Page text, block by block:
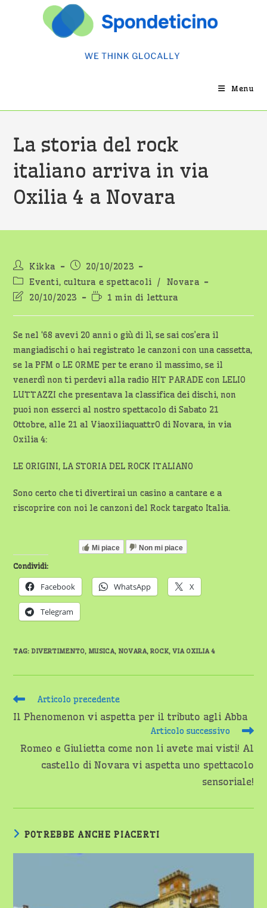
Menu
La storia del rock
italiano arriva in via
Oxilia 4 a Novara
Autore
dell'articolo:
Kikka
Articolo
pubblicato:
20/10/2023
Categoria
dell'articolo:
Eventi, cultura e spettacoli /
Novara
Ultima
dell'articolo:
20/10/2023
Tempo
lettura:
1 min di lettura
Se nel ‘68 avevi 20 anni o giù di lì, se sai cos’era il
mangiadischi o hai registrato le canzoni con una cassetta,
se la PFM o LE ORME per te erano il massimo, se il
venerdì non ti perdevi alla radio HIT PARADE con LELIO
LUTTAZZI che presentava la classifica dei dischi, non
puoi non esserci al nostro spettacolo di Sabato 21
Ottobre, alle 21 al ViaoxiliaquattrO di Novara, in via
Oxilia 4:
LE ORIGINI, LA STORIA DEL ROCK ITALIANO
Sono certo che ti divertirai un casino a cantare e a
riscoprire con noi le canzoni del Rock targato Italia.
Mi piace Non mi piace
Condividi:
Facebook WhatsApp X
Telegram
TAG:DIVERTIMENTO, MUSICA, NOVARA, ROCK, VIA OXILIA 4
Leggi
articoli
Articolo precedente
Il Phenomenon vi aspetta per il tributo agli Abba
Articolo successivo
Romeo e Giulietta come non li avete mai visti! Al
castello di Novara vi aspetta uno spettacolo
sensoriale!
POTREBBE ANCHE PIACERTI